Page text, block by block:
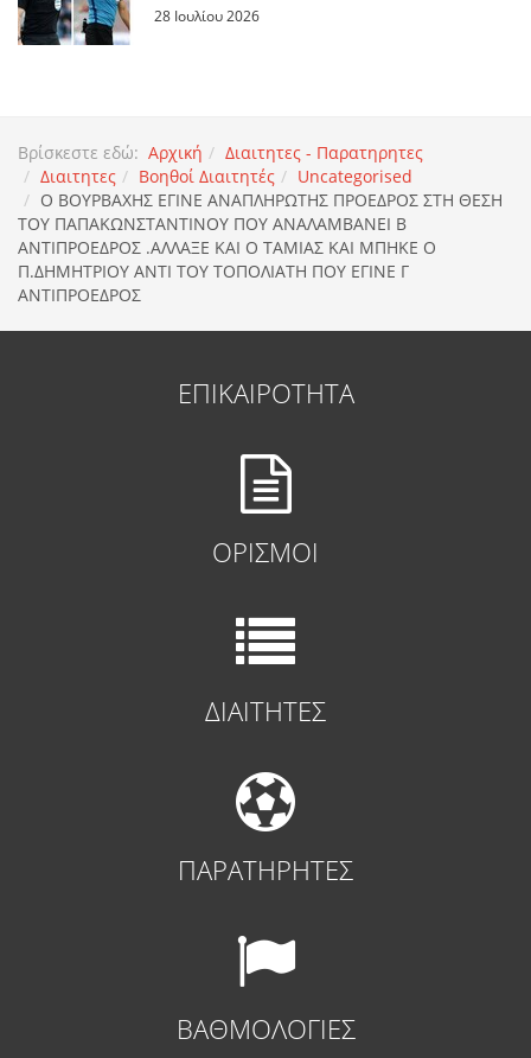
28 Ιουλίου 2026
Βρίσκεστε εδώ: Αρχική
Διαιτητες - Παρατηρητες
Διαιτητες
Βοηθοί Διαιτητές
Uncategorised
Ο ΒΟΥΡΒΑΧΗΣ ΕΓΙΝΕ ΑΝΑΠΛΗΡΩΤΗΣ ΠΡΟΕΔΡΟΣ ΣΤΗ ΘΕΣΗ
ΤΟΥ ΠΑΠΑΚΩΝΣΤΑΝΤΙΝΟΥ ΠΟΥ ΑΝΑΛΑΜΒΑΝΕΙ Β
ΑΝΤΙΠΡΟΕΔΡΟΣ .ΑΛΛΑΞΕ ΚΑΙ Ο ΤΑΜΙΑΣ ΚΑΙ ΜΠΗΚΕ Ο
Π.ΔΗΜΗΤΡΙΟΥ ΑΝΤΙ ΤΟΥ ΤΟΠΟΛΙΑΤΗ ΠΟΥ ΕΓΙΝΕ Γ
ΑΝΤΙΠΡΟΕΔΡΟΣ
ΕΠΙΚΑΙΡΟΤΗΤΑ
ΟΡΙΣΜΟΙ
ΔΙΑΙΤΗΤΕΣ
ΠΑΡΑΤΗΡΗΤΕΣ
ΒΑΘΜΟΛΟΓΙΕΣ